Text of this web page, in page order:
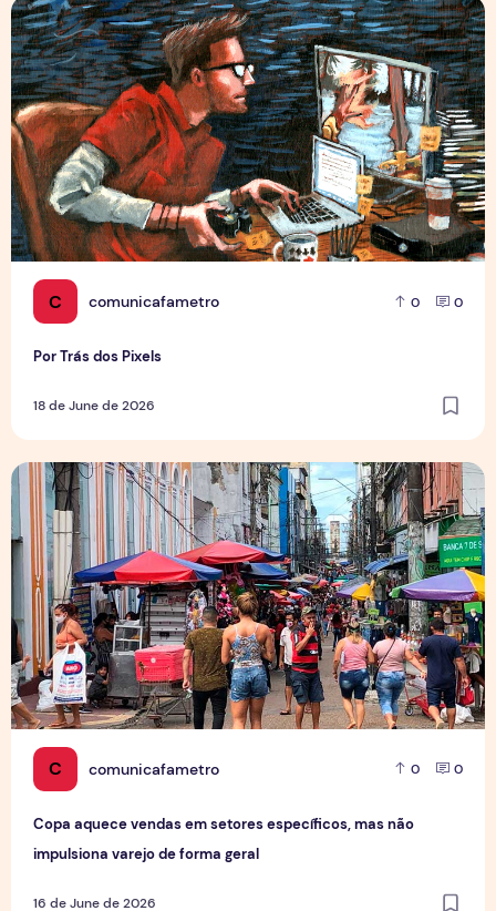
C comunicafametro 0 0
Por Trás dos Pixels
18 de June de 2026
Por Trás dos Pixels
C comunicafametro 0 0
Copa aquece vendas em setores específicos, mas não
impulsiona varejo de forma geral
16 de June de 2026
Copa aquece vendas em setores específicos, mas não